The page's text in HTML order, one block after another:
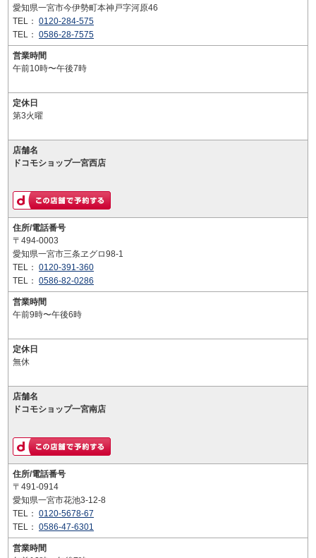
愛知県一宮市今伊勢町本神戸字河原46
TEL： 0120-284-575
TEL： 0586-28-7575
営業時間
午前10時〜午後7時
定休日
第3火曜
店舗名
ドコモショップ一宮西店
住所/電話番号
〒494-0003
愛知県一宮市三条ヱグロ98-1
TEL： 0120-391-360
TEL： 0586-82-0286
営業時間
午前9時〜午後6時
定休日
無休
店舗名
ドコモショップ一宮南店
住所/電話番号
〒491-0914
愛知県一宮市花池3-12-8
TEL： 0120-5678-67
TEL： 0586-47-6301
営業時間